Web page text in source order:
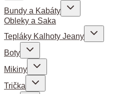
Bundy a Kabáty
Obleky a Saka
Tepláky Kalhoty Jeany
Boty
Mikiny
Trička